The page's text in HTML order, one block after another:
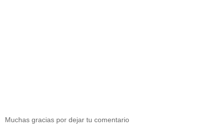
Muchas gracias por dejar tu comentario